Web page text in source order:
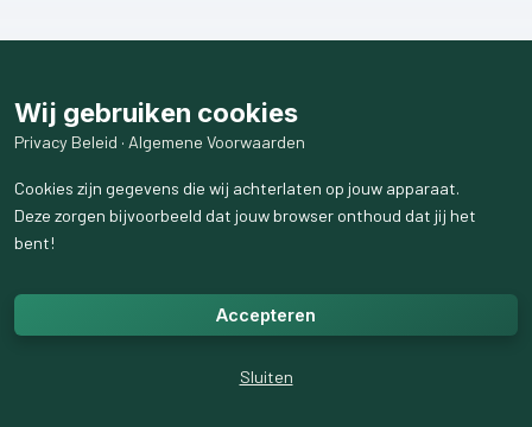
Wij gebruiken cookies
Privacy Beleid · Algemene Voorwaarden
Cookies zijn gegevens die wij achterlaten op jouw apparaat.
Deze zorgen bijvoorbeeld dat jouw browser onthoud dat jij het
bent!
Accepteren
Sluiten